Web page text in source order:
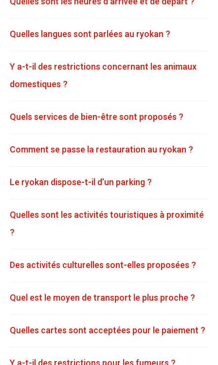
Quelles langues sont parlées au ryokan ?
Y a-t-il des restrictions concernant les animaux
domestiques ?
Quels services de bien-être sont proposés ?
Comment se passe la restauration au ryokan ?
Le ryokan dispose-t-il d’un parking ?
Quelles sont les activités touristiques à proximité
?
Des activités culturelles sont-elles proposées ?
Quel est le moyen de transport le plus proche ?
Quelles cartes sont acceptées pour le paiement ?